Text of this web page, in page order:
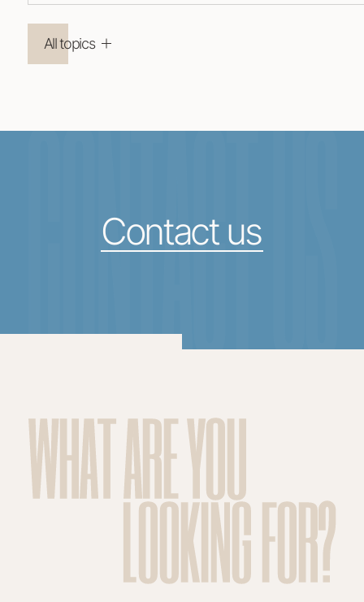
All topics
CONTACT US
Contact us
WHAT ARE YOU
LOOKING FOR?